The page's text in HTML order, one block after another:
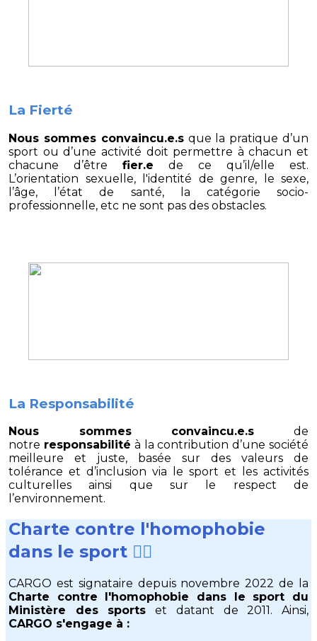
La Fierté
Nous sommes convaincu.e.sque la pratique d’un
sport ou d’une activité doit permettre à chacun et
chacune d’être fier.e de ce qu’il/elle est.
L’orientation sexuelle, l'identité de genre, le sexe,
l’âge, l’état de santé, la catégorie socio-
professionnelle, etc ne sont pas des obstacles.
La Responsabilité
Nous sommes convaincu.e.s de
notre responsabilité à la contribution d’une société
meilleure et juste, basée sur des valeurs de
tolérance et d’inclusion via le sport et les activités
culturelles ainsi que sur le respect de
l’environnement.
Charte contre l'homophobie
dans le sport 🏳️‍🌈
CARGO est signataire depuis novembre 2022 de la
Charte contre l'homophobie dans le sport du
Ministère des sports et datant de 2011. Ainsi,
CARGO s'engage à :